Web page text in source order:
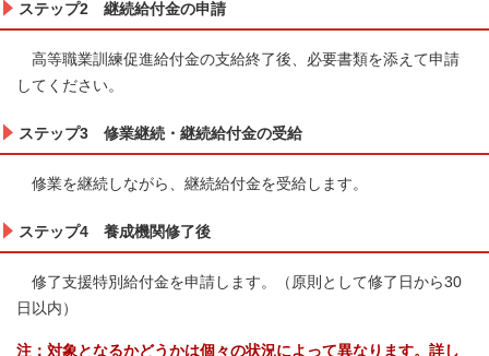
ステップ2 継続給付金の申請
高等職業訓練促進給付金の支給終了後、必要書類を添えて申請
してください。
ステップ3 修業継続・継続給付金の受給
修業を継続しながら、継続給付金を受給します。
ステップ4 養成機関修了後
修了支援特別給付金を申請します。（原則として修了日から30
日以内）
注：対象となるかどうかは個々の状況によって異なります。詳し